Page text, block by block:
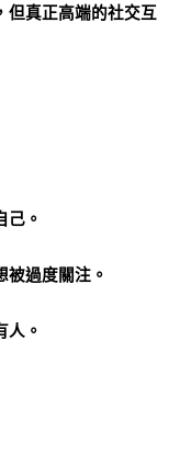
但真正高端的社交互
己。
被過度關注。
人。